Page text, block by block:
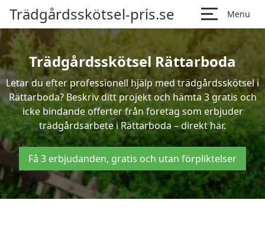
Trädgårdsskötsel-pris.se Menu
Trädgårdsskötsel Rättarboda
Letar du efter professionell hjälp med trädgårdsskötsel i
Rättarboda? Beskriv ditt projekt och hämta 3 gratis och
icke bindande offerter från företag som erbjuder
trädgårdsarbete i Rättarboda – direkt här.
Få 3 erbjudanden, gratis och utan förpliktelser